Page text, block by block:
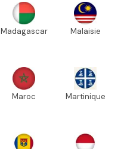
Madagascar Malaisie
Maroc Martinique